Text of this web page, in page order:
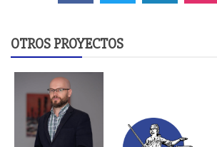
OTROS PROYECTOS